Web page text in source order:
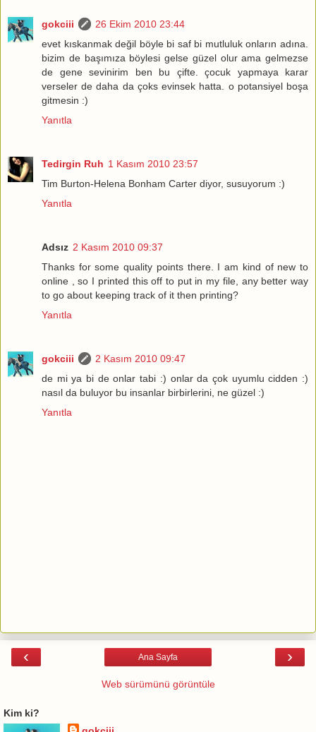
gokciii
26 Ekim 2010 23:44
evet kıskanmak değil böyle bi saf bi mutluluk onların adına.
bizim de başımıza böylesi gelse güzel olur ama gelmezse
de gene sevinirim ben bu çifte. çocuk yapmaya karar
verseler de daha da çoks evinsek hatta. o potansiyel boşa
gitmesin :)
Yanıtla
Tedirgin Ruh 1 Kasım 2010 23:57
Tim Burton-Helena Bonham Carter diyor, susuyorum :)
Yanıtla
Adsız 2 Kasım 2010 09:37
Thanks for some quality points there. I am kind of new to
online , so I printed this off to put in my file, any better way
to go about keeping track of it then printing?
Yanıtla
gokciii
2 Kasım 2010 09:47
de mi ya bi de onlar tabi :) onlar da çok uyumlu cidden :)
nasıl da buluyor bu insanlar birbirlerini, ne güzel :)
Yanıtla
‹ ›
Ana Sayfa
Web sürümünü görüntüle
Kim ki?